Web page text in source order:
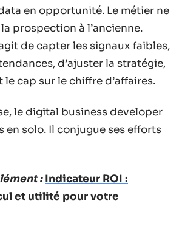
en opportunité. Le métier ne
prospection à l’ancienne.
de capter les signaux faibles,
d’ajuster la stratégie,
cap sur le chiffre d’affaires.
le digital business developer
en solo. Il conjugue ses efforts
: Indicateur ROI :
et utilité pour votre